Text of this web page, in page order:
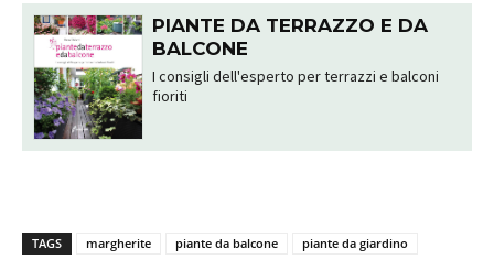
PIANTE DA TERRAZZO E DA
BALCONE
I consigli dell'esperto per terrazzi e balconi
fioriti
TAGS margherite piante da balcone
piante da giardino